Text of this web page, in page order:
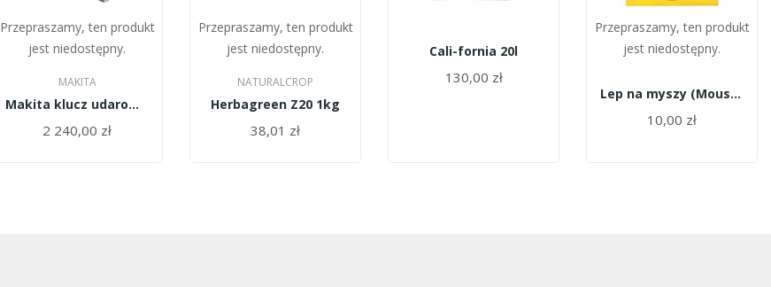
Przepraszamy, ten produkt
jest niedostępny.
MAKITA
Makita klucz udarowy 1/2" 1000NM 18V LI-ION...
2 240,00 zł
Przepraszamy, ten produkt
jest niedostępny.
NATURALCROP
Herbagreen Z20 1kg
38,01 zł
Cali-fornia 20l
130,00 zł
Przepraszamy, ten produkt
jest niedostępny.
Lep na myszy (Mouse Glue Traps 2szt)
10,00 zł